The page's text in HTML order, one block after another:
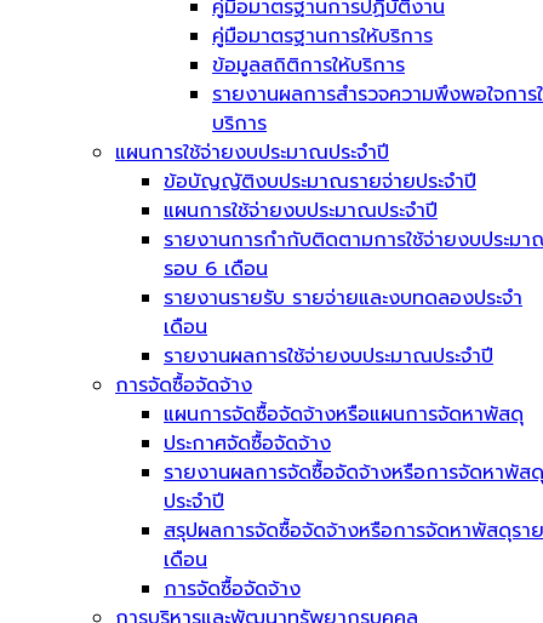
คู่มือมาตรฐานการปฏิบัติงาน
คู่มือมาตรฐานการให้บริการ
ข้อมูลสถิติการให้บริการ
รายงานผลการสำรวจความพึงพอใจการ
บริการ
แผนการใช้จ่ายงบประมาณประจำปี
ข้อบัญญัติงบประมาณรายจ่ายประจำปี
แผนการใช้จ่ายงบประมาณประจำปี
รายงานการกำกับติดตามการใช้จ่ายงบประม
รอบ 6 เดือน
รายงานรายรับ รายจ่ายและงบทดลองประจำ
เดือน
รายงานผลการใช้จ่ายงบประมาณประจำปี
การจัดซื้อจัดจ้าง
แผนการจัดซื้อจัดจ้างหรือแผนการจัดหาพัสดุ
ประกาศจัดซื้อจัดจ้าง
รายงานผลการจัดซื้อจัดจ้างหรือการจัดหาพัสดุ
ประจำปี
สรุปผลการจัดซื้อจัดจ้างหรือการจัดหาพัสดุราย
เดือน
การจัดซื้อจัดจ้าง